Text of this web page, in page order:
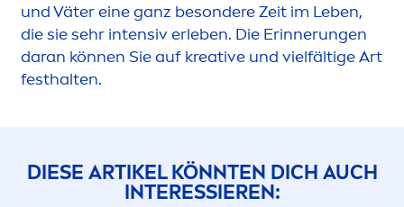
und Väter eine ganz besondere Zeit im Leben,
die sie sehr intensiv erleben. Die Erinnerungen
daran können Sie auf kreative und vielfältige Art
festhalten.
DIESE ARTIKEL KÖNNTEN DICH AUCH
INTERESSIEREN: